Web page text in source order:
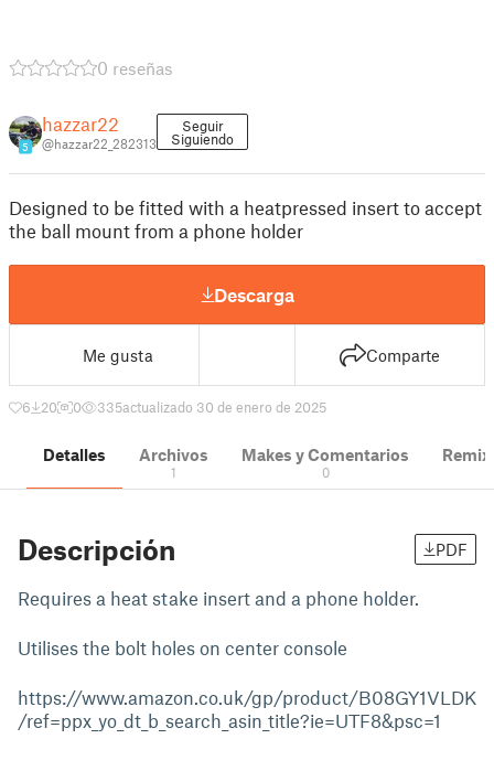
0 reseñas
5
hazzar22
@hazzar22_282313
Seguir
Siguiendo
Designed to be fitted with a heatpressed insert to accept
the ball mount from a phone holder
Descarga
Me gusta Comparte
6 20 0 335actualizado 30 de enero de 2025
Detalles Archivos
1
Makes y Comentarios
0
Descripción PDF
Requires a heat stake insert and a phone holder.
Utilises the bolt holes on center console
https://www.amazon.co.uk/gp/product/B08GY1VLDK
/ref=ppx_yo_dt_b_search_asin_title?ie=UTF8&psc=1